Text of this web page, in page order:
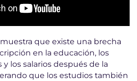
que existe una brecha
en la educación, los
y los salarios después de la
que los estudios también